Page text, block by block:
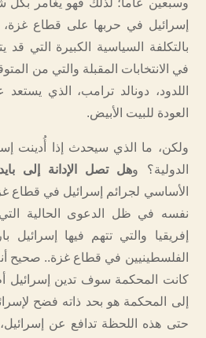
وسبعين عاما؛ لذلك فهو يغامر
إسرائيل في حربها على قطاع غزة،
بالتكلفة السياسية الكبيرة التي قد
في الانتخابات المقبلة والتي من
اللدود، دونالد ترامب، الذي
العودة للبيت الأبيض.
ولكن، ما الذي سيحدث إذا أُدينت
الدولية؟ وهل تصل الإدانة إلى
الأساسي لجرائم إسرائيل في
نفسه في ظل الدعوى الحالية
إفريقيا والتي تتهم فيها إسرائيل
الفلسطينيين في قطاع غزة.. صحيح
كانت المحكمة سوف تدين إسرائيل
إلى المحكمة هو بحد ذاته فضح
حتى هذه اللحظة تدافع عن